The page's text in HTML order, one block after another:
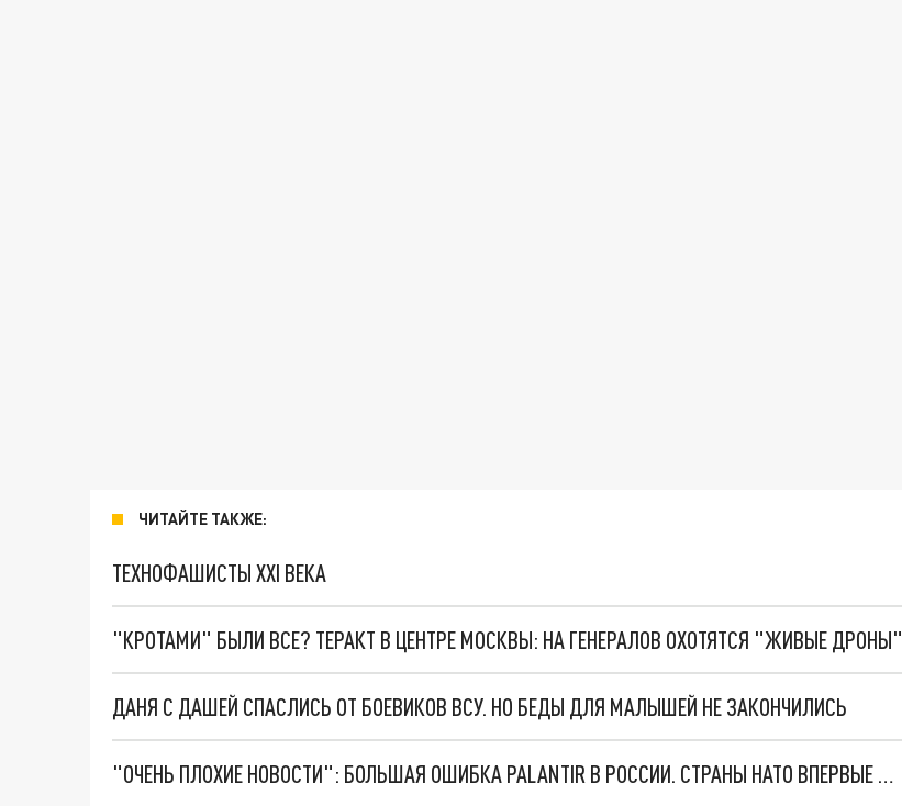
ЧИТАЙТЕ ТАКЖЕ:
ТЕХНОФАШИСТЫ XXI ВЕКА
"КРОТАМИ" БЫЛИ ВСЕ? ТЕРАКТ В ЦЕНТРЕ МОСКВЫ: НА ГЕНЕРАЛОВ ОХОТЯТСЯ "ЖИВЫЕ ДРОНЫ"
ДАНЯ С ДАШЕЙ СПАСЛИСЬ ОТ БОЕВИКОВ ВСУ. НО БЕДЫ ДЛЯ МАЛЫШЕЙ НЕ ЗАКОНЧИЛИСЬ
"ОЧЕНЬ ПЛОХИЕ НОВОСТИ": БОЛЬШАЯ ОШИБКА PALANTIR В РОССИИ. СТРАНЫ НАТО ВПЕРВЫЕ ЗА СВО ОСТАНОВИЛИ ПОСТАВКИ ОРУЖИЯ. ВСУ ТЕРЯЮТ ПРИГРАНИЧЬЕ?